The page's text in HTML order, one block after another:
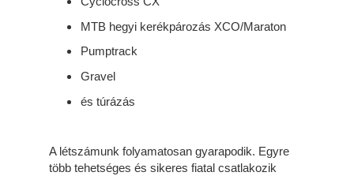
MTB hegyi kerékpározás XCO/Maraton
Pumptrack
Gravel
és túrázás
A létszámunk folyamatosan gyarapodik. Egyre
több tehetséges és sikeres fiatal csatlakozik